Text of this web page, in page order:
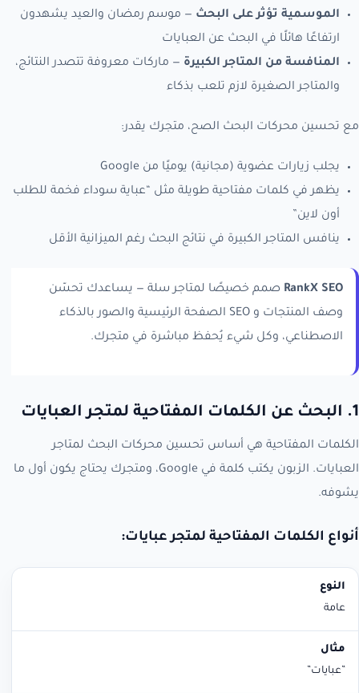
الموسمية تؤثر على البحث — موسم رمضان والعيد يشهدون
ارتفاعًا هائلًا في البحث عن العبايات
المنافسة من المتاجر الكبيرة — ماركات معروفة تتصدر النتائج،
والمتاجر الصغيرة لازم تلعب بذكاء
مع تحسين محركات البحث الصح، متجرك يقدر:
يجلب زيارات عضوية (مجانية) يوميًا من Google
يظهر في كلمات مفتاحية طويلة مثل “عباية سوداء فخمة للطلب
أون لاين”
ينافس المتاجر الكبيرة في نتائج البحث رغم الميزانية الأقل
RankX SEO صمم خصيصًا لمتاجر سلة — يساعدك تحسّن
وصف المنتجات و SEO الصفحة الرئيسية والصور بالذكاء
الاصطناعي، وكل شيء يُحفظ مباشرة في متجرك.
1. البحث عن الكلمات المفتاحية لمتجر العبايات
الكلمات المفتاحية هي أساس تحسين محركات البحث لمتاجر
العبايات. الزبون يكتب كلمة في Google، ومتجرك يحتاج يكون أول ما
يشوفه.
أنواع الكلمات المفتاحية لمتجر عبايات:
النوع
عامة
”عبايات”